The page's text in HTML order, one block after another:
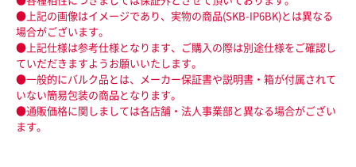
●上記の画像はイメージであり、実物の商品(SKB-IP6BK)とは異なる
場合がございます。
●上記仕様は参考仕様となります、ご購入の際は別途仕様をご確認し
ていだだきますようお願いいたします。
●一般的にバルク品とは、メーカー保証書や説明書・箱が付属されて
いない簡易包装の商品となります。
●通販価格に関しましては各店舗・法人事業部と異なる場合がござい
ます。